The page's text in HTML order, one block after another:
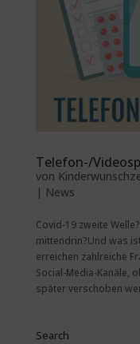
Telefon-/
von
| News
Covid-19 zweite
mittendrin?Und was
erreichen zahlreiche
Social-Media-Kanäle,
später verschoben
Search